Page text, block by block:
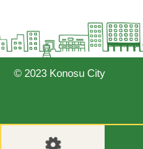
© 2023 Konosu City